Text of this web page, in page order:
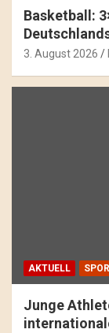
Basketball:
3. August 2026
AKTUELL
Junge